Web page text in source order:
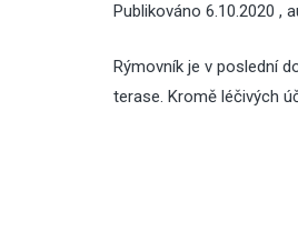
Publikováno 6.10.2020 ,
Rýmovník je v poslední
terase. Kromě léčivých